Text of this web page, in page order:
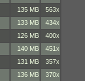
135 MB
563x
133 MB
434x
126 MB
400x
140 MB
451x
131 MB
357x
136 MB
370x